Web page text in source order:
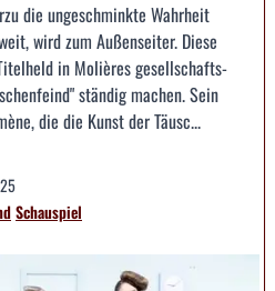
die ungeschminkte Wahrheit
wird zum Außenseiter. Diese
in Molières gesellschafts­
ständig machen. Sein
die die Kunst der Täusc...
Schauspiel